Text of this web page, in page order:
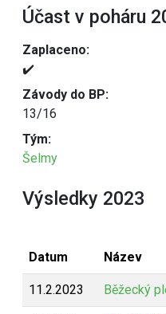
Účast v poháru
Zaplaceno:
✔️
Závody do BP:
13/16
Tým:
Šelmy
Výsledky 2023
Datum Název
11.2.2023 Běžecký